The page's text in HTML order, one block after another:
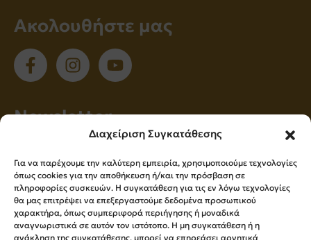
Διαχείριση Συγκατάθεσης
Για να παρέχουμε την καλύτερη εμπειρία, χρησιμοποιούμε τεχνολογίες
όπως cookies για την αποθήκευση ή/και την πρόσβαση σε
πληροφορίες συσκευών. Η συγκατάθεση για τις εν λόγω τεχνολογίες
θα μας επιτρέψει να επεξεργαστούμε δεδομένα προσωπικού
χαρακτήρα, όπως συμπεριφορά περιήγησης ή μοναδικά
αναγνωριστικά σε αυτόν τον ιστότοπο. Η μη συγκατάθεση ή η
ανάκληση της συγκατάθεσης, μπορεί να επηρεάσει αρνητικά
Ακολουθήστε μας
Νewsletter
ενημερώνεστε πρώτοι για όλα τα νέα μας!
Εγγραφή